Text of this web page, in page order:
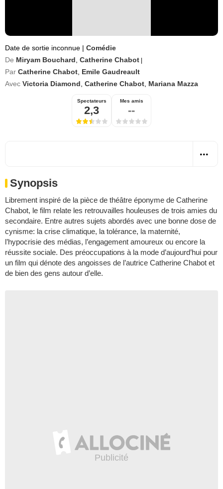
Date de sortie inconnue | Comédie
De Miryam Bouchard Catherine Chabot
Par Catherine Chabot Emile Gaudreault
Avec Victoria Diamond Catherine Chabot Mariana Mazza
Spectateurs
2,3
Mes amis
--
Synopsis
Librement inspiré de la pièce de théâtre éponyme de Catherine
Chabot, le film relate les retrouvailles houleuses de trois amies du
secondaire. Entre autres sujets abordés avec une bonne dose de
cynisme: la crise climatique, la tolérance, la maternité,
l’hypocrisie des médias, l’engagement amoureux ou encore la
réussite sociale. Des préoccupations à la mode d’aujourd’hui pour
un film qui dénote des angoisses de l’autrice Catherine Chabot et
de bien des gens autour d’elle.